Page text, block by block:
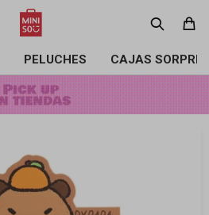
PELUCHES CAJAS